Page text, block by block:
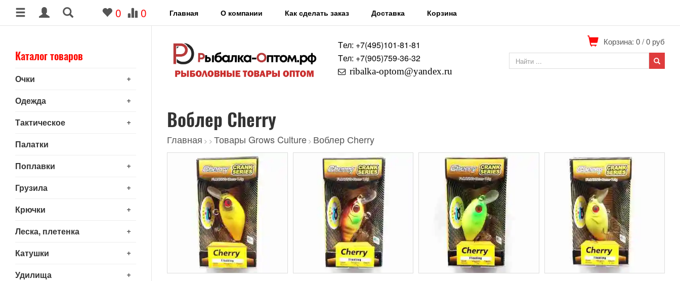
0 0 Главная О компании Как сделать заказ Доставка Корзина
Каталог товаров
+
Очки
+
Одежда
+
Тактическое
Палатки
+
Поплавки
+
Грузила
+
Крючки
+
Леска, плетенка
+
Катушки
+
Удилища
Tел: +7(495)101-81-81
Tел: +7(905)759-36-32
ribalka-optom@yandex.ru
Корзина: 0/0 руб
Воблер Сherry
Главная > > Товары Grows Culture > Воблер Сherry